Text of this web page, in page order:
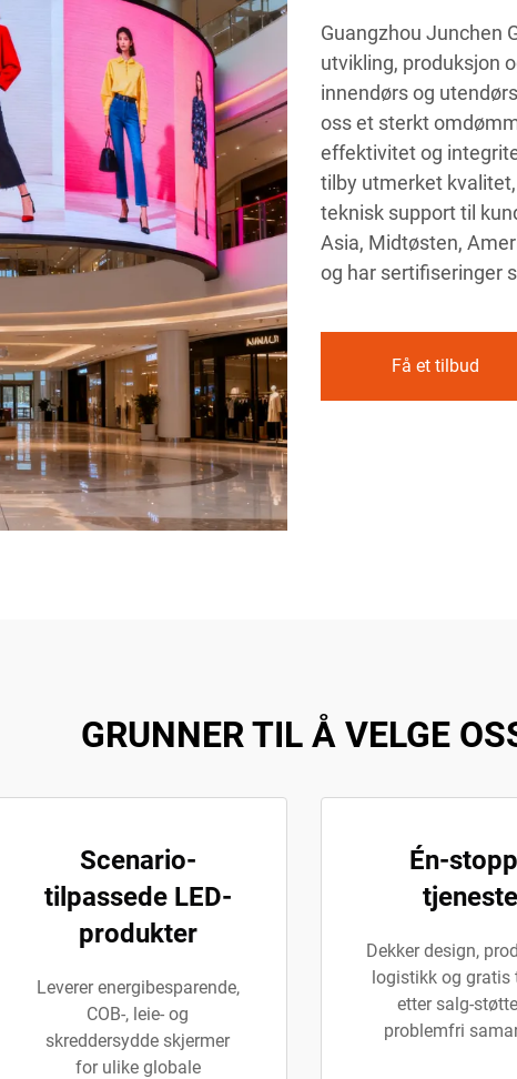
Guangzhou Junchen
utvikling, produksjon
innendørs og
oss et sterkt
effektivitet og
tilby utmerket
teknisk support til
Asia, Midtøsten,
og har sertifiseringer
Få et tilbud
GRUNNER TIL Å VELGE
Scenario-
tilpassede LED-
produkter
Leverer energibesparende,
COB-, leie- og
skreddersydde skjermer
for ulike globale
Én-
tjeneste
Dekker design,
logistikk og gratis
etter salg-
problemfri